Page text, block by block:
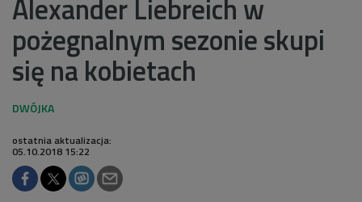
Alexander Liebreich w
pożegnalnym sezonie skupi
się na kobietach
ostatnia aktualizacja:
05.10.2018 15:22